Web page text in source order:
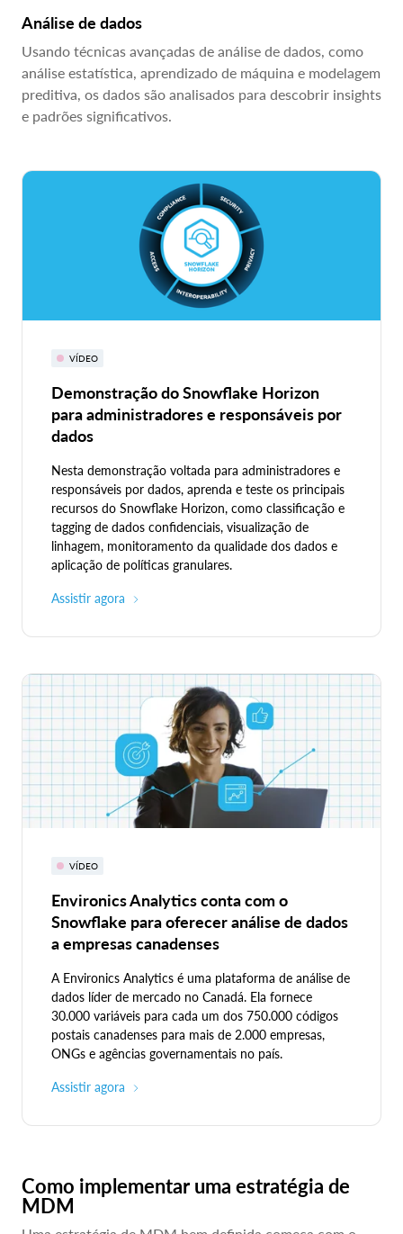
Análise de dados
Usando técnicas avançadas de análise de dados, como
análise estatística, aprendizado de máquina e modelagem
preditiva, os dados são analisados para descobrir insights
e padrões significativos.
VÍDEO
Demonstração do Snowflake Horizon
para administradores e responsáveis por
dados
Nesta demonstração voltada para administradores e
responsáveis por dados, aprenda e teste os principais
recursos do Snowflake Horizon, como classificação e
tagging de dados confidenciais, visualização de
linhagem, monitoramento da qualidade dos dados e
aplicação de políticas granulares.
Assistir agora
VÍDEO
Environics Analytics conta com o
Snowflake para oferecer análise de dados
a empresas canadenses
A Environics Analytics é uma plataforma de análise de
dados líder de mercado no Canadá. Ela fornece
30.000 variáveis para cada um dos 750.000 códigos
postais canadenses para mais de 2.000 empresas,
ONGs e agências governamentais no país.
Assistir agora
Como implementar uma estratégia de
MDM